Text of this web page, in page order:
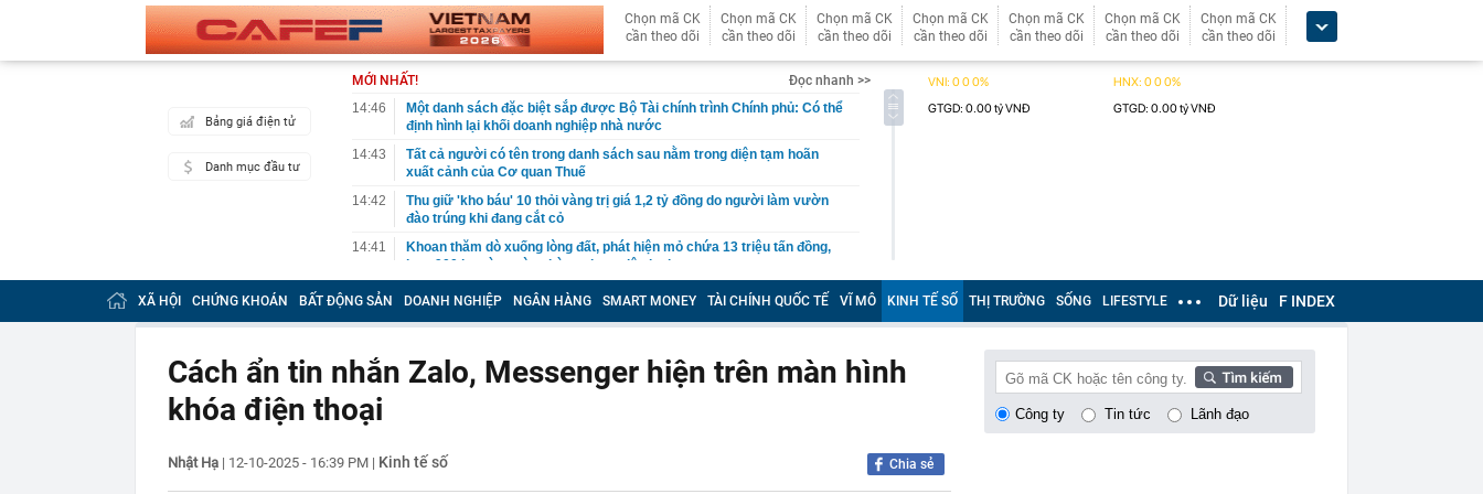
Chọn mã CK
cần theo dõi
Chọn mã CK
cần theo dõi
Chọn mã CK
cần theo dõi
Chọn mã CK
cần theo dõi
Chọn mã CK
cần theo dõi
Chọn mã CK
cần theo dõi
Chọn mã CK
cần theo dõi
Bảng giá điện tử
Danh mục đầu tư
MỚI NHẤT!
Đọc nhanh >>
14:46
Một danh sách đặc biệt sắp được Bộ Tài chính trình Chính phủ: Có thể
định hình lại khối doanh nghiệp nhà nước
14:43
Tất cả người có tên trong danh sách sau nằm trong diện tạm hoãn
xuất cảnh của Cơ quan Thuế
14:42
Thu giữ 'kho báu' 10 thỏi vàng trị giá 1,2 tỷ đồng do người làm vườn
đào trúng khi đang cắt cỏ
14:41
Khoan thăm dò xuống lòng đất, phát hiện mỏ chứa 13 triệu tấn đồng,
hơn 900 kg vàng cùng hàng chục triệu kg bạc
14:40
Người phụ nữ đến ngân hàng rút 350 triệu sau khi gặp lại bạn cũ trên
MXH, nhân viên lập tức báo công an
lịch nhóm: "Bỏ 40 tiếng lên lịch trình cho cả hội, bằng trọn một tuần đi
làm"
14:35
đắt giá: Não bộ biết tập trung
XÃ HỘI CHỨNG KHOÁN BẤT ĐỘNG SẢN DOANH NGHIỆP NGÂN HÀNG SMART MONEY TÀI CHÍNH QUỐC TẾ VĨ MÔ KINH TẾ SỐ THỊ TRƯỜNG SỐNG LIFESTYLE Dữ liệu F INDEX
Cách ẩn tin nhắn Zalo, Messenger hiện trên màn hình
khóa điện thoại
Nhật Hạ | 12-10-2025 - 16:39 PM | Kinh tế số Chia sẻ
Công ty Tin tức Lãnh đạo